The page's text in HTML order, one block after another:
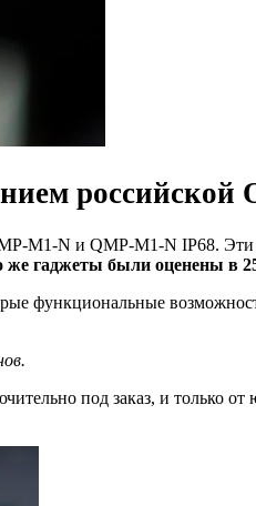
российской
M1-N и QMP-M1-N IP68. Эти
же гаджеты были оценены в
функциональные
под заказ, и только от